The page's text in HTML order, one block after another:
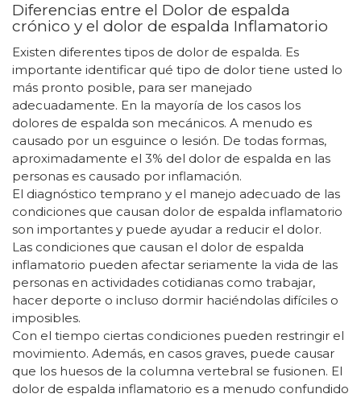
Diferencias entre el Dolor de espalda
crónico y el dolor de espalda Inflamatorio
Existen diferentes tipos de dolor de espalda. Es
importante identificar qué tipo de dolor tiene usted lo
más pronto posible, para ser manejado
adecuadamente. En la mayoría de los casos los
dolores de espalda son mecánicos. A menudo es
causado por un esguince o lesión. De todas formas,
aproximadamente el 3% del dolor de espalda en las
personas es causado por inflamación.
El diagnóstico temprano y el manejo adecuado de las
condiciones que causan dolor de espalda inflamatorio
son importantes y puede ayudar a reducir el dolor.
Las condiciones que causan el dolor de espalda
inflamatorio pueden afectar seriamente la vida de las
personas en actividades cotidianas como trabajar,
hacer deporte o incluso dormir haciéndolas difíciles o
imposibles.
Con el tiempo ciertas condiciones pueden restringir el
movimiento. Además, en casos graves, puede causar
que los huesos de la columna vertebral se fusionen. El
dolor de espalda inflamatorio es a menudo confundido